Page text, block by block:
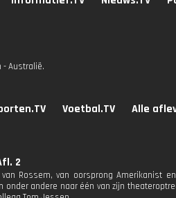
- Australië.
Voetbal.TV Alle
2
Rossem, van oorsprong Amerikanist
andere naar één van zijn